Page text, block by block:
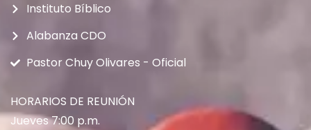
Instituto Bíblico
Alabanza CDO
Pastor Chuy Olivares - Oficial
HORARIOS DE REUNIÓN
Jueves 7:00 p.m.